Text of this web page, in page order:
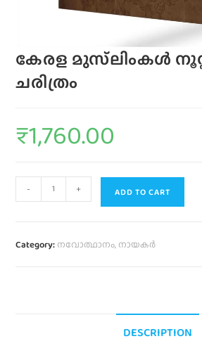
കേരള മുസ്‌ലിംകൾ
ചരിത്രം
₹1,760.00
- + ADD TO CART
Category: നവോത്ഥാനം, നായകർ
DESCRIPTION